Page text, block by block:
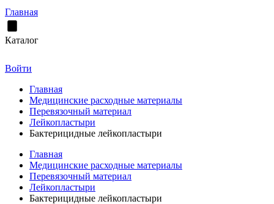
Главная
Каталог
Войти
Главная
Медицинские расходные материалы
Перевязочный материал
Лейкопластыри
Бактерицидные лейкопластыри
Главная
Медицинские расходные материалы
Перевязочный материал
Лейкопластыри
Бактерицидные лейкопластыри